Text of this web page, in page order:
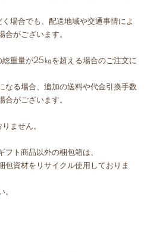
場合でも、配送地域や交通事情によ
合がございます。
重量が25㎏を超える場合のご注文に
なる場合、追加の送料や代金引換手数
合がございます。
ません。
フト商品以外の梱包箱は、
包資材をリサイクル使用しておりま
。